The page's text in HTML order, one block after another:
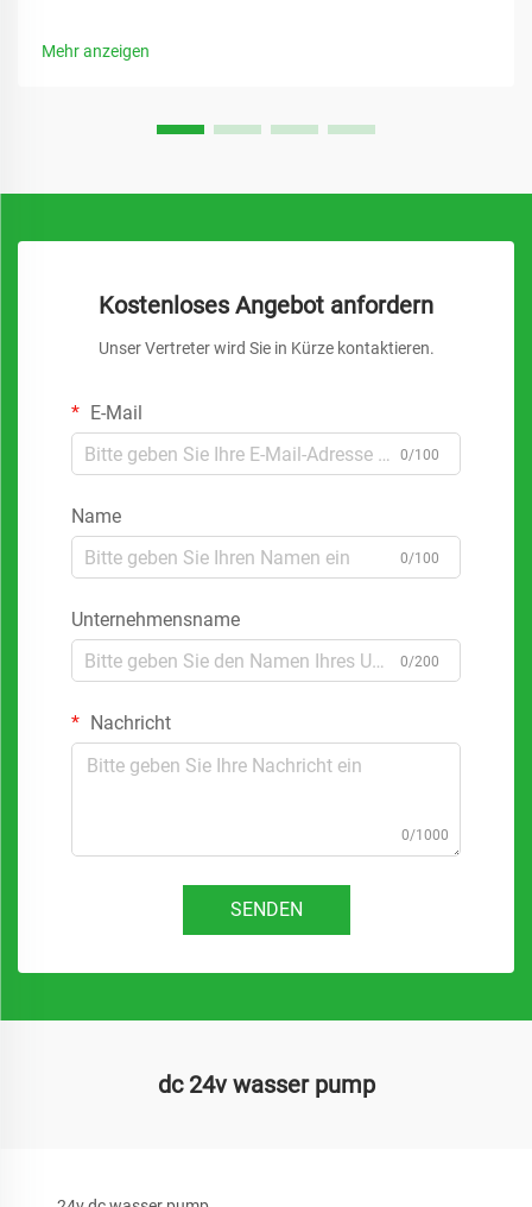
Membranpumpe zeichnet sich als vielseitige Lösung aus, die
Mehr anzeigen
Kostenloses Angebot anfordern
Unser Vertreter wird Sie in Kürze kontaktieren.
E-Mail
0/100
Name
0/100
Unternehmensname
0/200
Nachricht
0/1000
SENDEN
dc 24v wasser pump